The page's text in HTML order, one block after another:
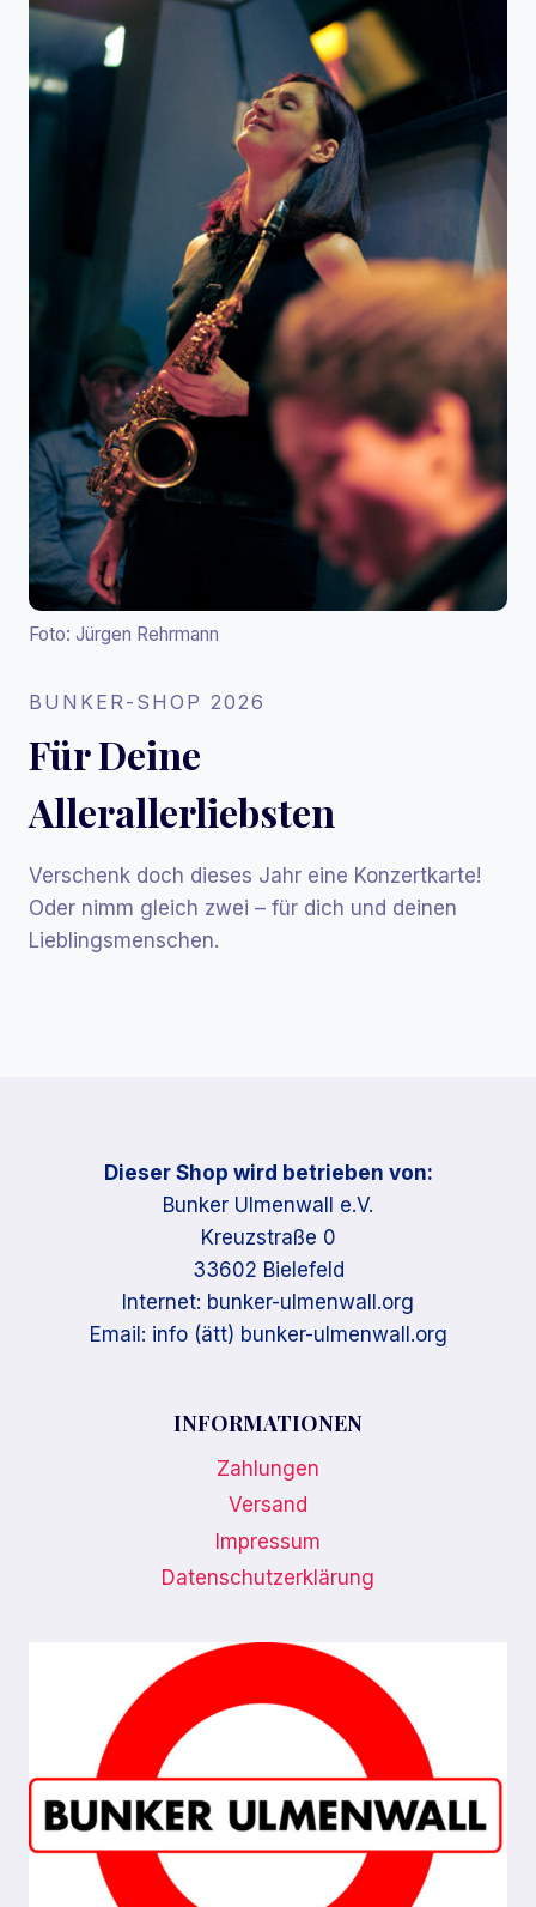
Foto: Jürgen Rehrmann
BUNKER-SHOP 2026
Für Deine
Allerallerliebsten
Verschenk doch dieses Jahr eine Konzertkarte!
Oder nimm gleich zwei – für dich und deinen
Lieblingsmenschen.
Dieser Shop wird betrieben von:
Bunker Ulmenwall e.V.
Kreuzstraße 0
33602 Bielefeld
Internet: bunker-ulmenwall.org
Email: info (ätt) bunker-ulmenwall.org
INFORMATIONEN
Zahlungen
Versand
Impressum
Datenschutzerklärung